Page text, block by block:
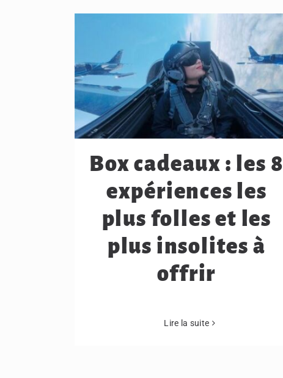
Box cadeaux : les 8
expériences les
plus folles et les
plus insolites à
offrir
Lire la suite